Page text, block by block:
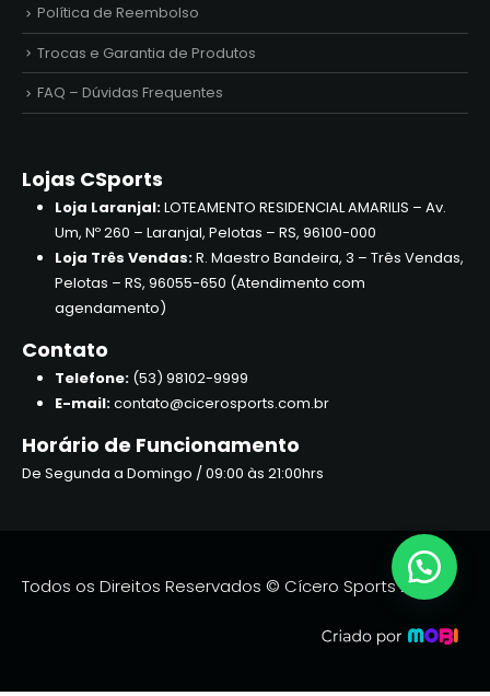
Política de Reembolso
Trocas e Garantia de Produtos
FAQ – Dúvidas Frequentes
Lojas CSports
Loja Laranjal:LOTEAMENTO RESIDENCIAL AMARILIS – Av.
Um, Nº 260 – Laranjal, Pelotas – RS, 96100-000
Loja Três Vendas:R. Maestro Bandeira, 3 – Três Vendas,
Pelotas – RS, 96055-650 (Atendimento com
agendamento)
Contato
Telefone:(53) 98102-9999
E-mail:contato@cicerosports.com.br
Horário de Funcionamento
De Segunda a Domingo / 09:00 às 21:00hrs
Todos os Direitos Reservados © Cícero Sports 2026.